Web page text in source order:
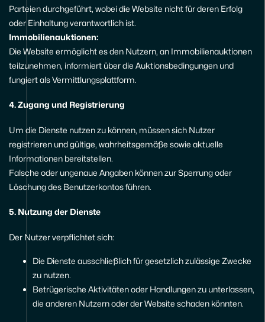
Parteien durchgeführt, wobei die Website nicht für deren Erfolg
oder Einhaltung verantwortlich ist.
Immobilienauktionen:
Die Website ermöglicht es den Nutzern, an Immobilienauktionen
teilzunehmen, informiert über die Auktionsbedingungen und
fungiert als Vermittlungsplattform.
4. Zugang und Registrierung
Um die Dienste nutzen zu können, müssen sich Nutzer
registrieren und gültige, wahrheitsgemäße sowie aktuelle
Informationen bereitstellen.
Falsche oder ungenaue Angaben können zur Sperrung oder
Löschung des Benutzerkontos führen.
5. Nutzung der Dienste
Der Nutzer verpflichtet sich:
Die Dienste ausschließlich für gesetzlich zulässige Zwecke
zu nutzen.
Betrügerische Aktivitäten oder Handlungen zu unterlassen,
die anderen Nutzern oder der Website schaden könnten.